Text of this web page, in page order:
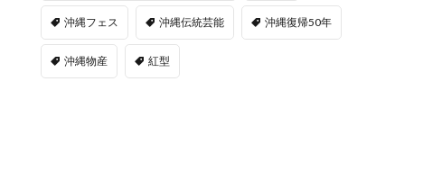
沖縄フェス 沖縄伝統芸能 沖縄復帰50年
沖縄物産 紅型